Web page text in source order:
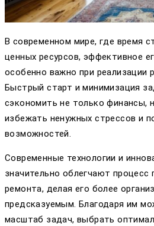
В современном мире, где время
ценных ресурсов, эффективное
особенно важно при реализации
Быстрый старт и минимизация
сэкономить не только финансы,
избежать ненужных стрессов и
возможностей.
Современные технологии и
значительно облегчают процесс
ремонта, делая его более
предсказуемым. Благодаря им
масштаб задач, выбрать